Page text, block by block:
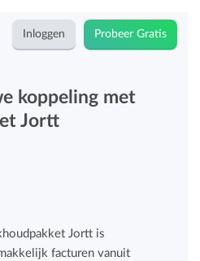
Inloggen Probeer Gratis
koppeling met
Jortt
Jortt is
facturen vanuit